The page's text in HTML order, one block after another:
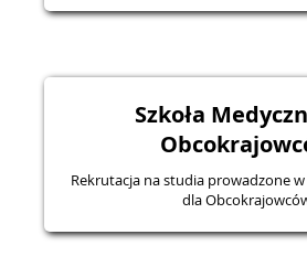
Szkoła
Rekrutacja na studia prowadzone
dla